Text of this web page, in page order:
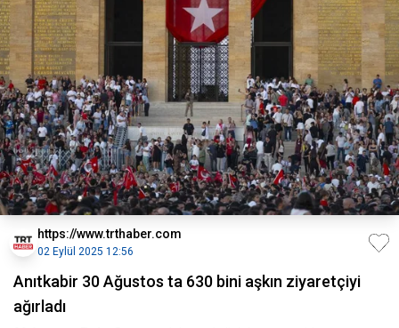
https://www.trthaber.com
02 Eylül 2025 12:56
Anıtkabir 30 Ağustos ta 630 bini aşkın ziyaretçiyi
ağırladı